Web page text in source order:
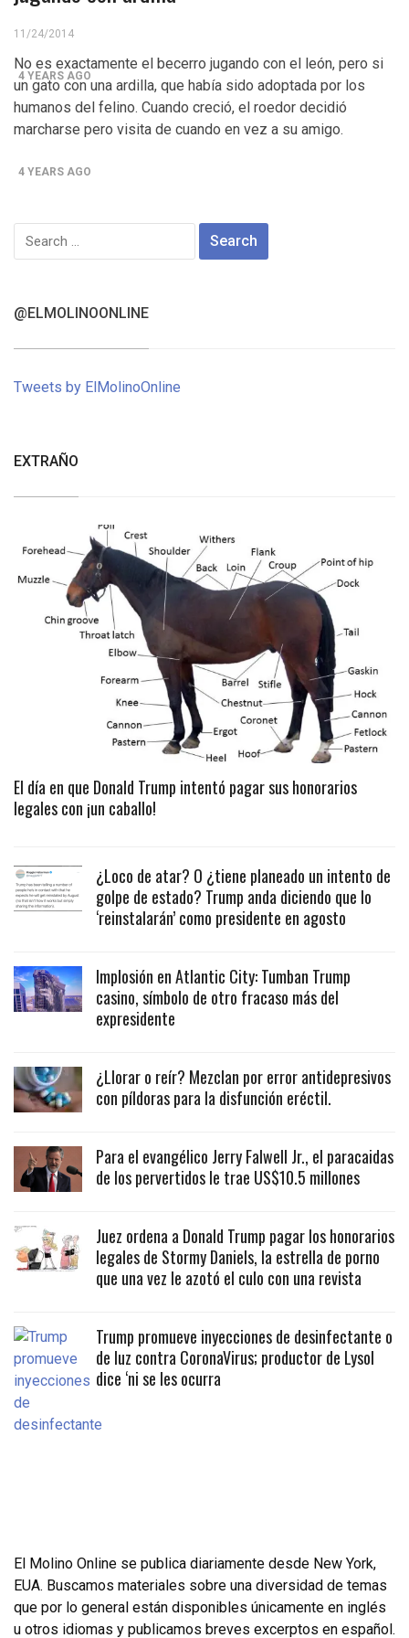
Control del Senado EUA en juego en 2da vuelta
electoral en Georgia
4 YEARS AGO
¡Finalmente! Cámara de Representantes obtiene
declaraciones de impuestos de Donald Trump
4 YEARS AGO
Steward Rhodes, fundador de violento, grupo
11/24/2014
No es exactamente el becerro jugando con el león, pero si
un gato con una ardilla, que había sido adoptada por los
humanos del felino. Cuando creció, el roedor decidió
marcharse pero visita de cuando en vez a su amigo.
Search
@ELMOLINOONLINE
Tweets by ElMolinoOnline
EXTRAÑO
El día en que Donald Trump intentó pagar sus honorarios
legales con ¡un caballo!
¿Loco de atar? O ¿tiene planeado un intento de
golpe de estado? Trump anda diciendo que lo
‘reinstalarán’ como presidente en agosto
Implosión en Atlantic City: Tumban Trump
casino, símbolo de otro fracaso más del
expresidente
¿Llorar o reír? Mezclan por error antidepresivos
con píldoras para la disfunción eréctil.
Para el evangélico Jerry Falwell Jr., el paracaidas
de los pervertidos le trae US$10.5 millones
Juez ordena a Donald Trump pagar los honorarios
legales de Stormy Daniels, la estrella de porno
que una vez le azotó el culo con una revista
Trump promueve inyecciones de desinfectante o
de luz contra CoronaVirus; productor de Lysol
dice ‘ni se les ocurra
El Molino Online se publica diariamente desde New York,
EUA. Buscamos materiales sobre una diversidad de temas
que por lo general están disponibles únicamente en inglés
u otros idiomas y publicamos breves excerptos en español.